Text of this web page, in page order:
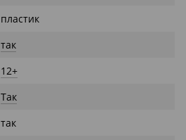
пластик
так
12+
Так
так